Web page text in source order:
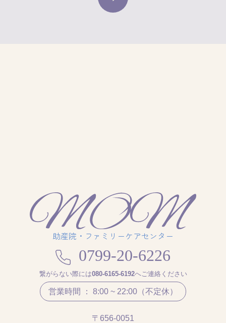
助産院・ファミリーケアセンター
0799-20-6226
繋がらない際には080-6165-6192へご連絡ください
営業時間 ： 8:00 ~ 22:00（不定休）
〒656-0051